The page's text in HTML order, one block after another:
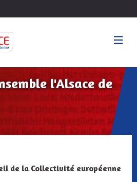
l'Alsace de
de la Collectivité européenne